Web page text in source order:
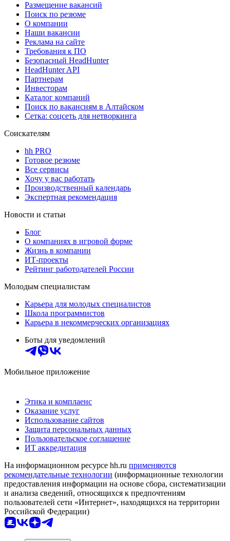
Размещение вакансий
Поиск по резюме
О компании
Наши вакансии
Реклама на сайте
Требования к ПО
Безопасный HeadHunter
HeadHunter API
Партнерам
Инвесторам
Каталог компаний
Поиск по вакансиям в Алтайском
Сетка: соцсеть для нетворкинга
Соискателям
hh PRO
Готовое резюме
Все сервисы
Хочу у вас работать
Производственный календарь
Экспертная рекомендация
Новости и статьи
Блог
О компаниях в игровой форме
Жизнь в компании
ИТ-проекты
Рейтинг работодателей России
Молодым специалистам
Карьера для молодых специалистов
Школа программистов
Карьера в некоммерческих организациях
Боты для уведомлений
Мобильное приложение
Этика и комплаенс
Оказание услуг
Использование сайтов
Защита персональных данных
Пользовательское соглашение
ИТ аккредитация
На информационном ресурсе hh.ru применяются
рекомендательные технологии (информационные технологии
предоставления информации на основе сбора, систематизации
и анализа сведений, относящихся к предпочтениям
пользователей сети «Интернет», находящихся на территории
Российской Федерации)